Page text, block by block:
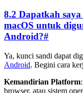
8.2 Dapatkah
macOS untuk
Android?#
Ya, kunci sandi dapat
Android. Begini cara
Kemandirian Platform
browser, atau sistem